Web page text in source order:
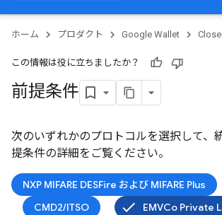
ホーム プロダクト Google Wallet
この情報は役に立ちましたか？
前提条件
次のいずれかのプロトコルを選択して、
提条件の詳細をご覧ください。
NXP MIFARE DESFire および MIFARE Plus
CMD2/ITSO
EMVCo Private